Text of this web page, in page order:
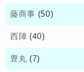
藤商事 (50)
西陣 (40)
豊丸 (7)